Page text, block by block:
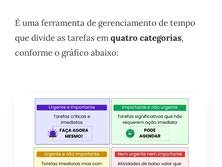
É uma ferramenta de gerenciamento de tempo
que divide as tarefas emquatro categorias,
conforme o gráfico abaixo: